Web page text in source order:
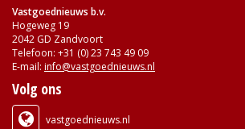
Vastgoednieuws b.v.
Hogeweg 19
2042 GD Zandvoort
Telefoon: +31 (0) 23 743 49 09
E-mail: info@vastgoednieuws.nl
Volg ons
vastgoednieuws.nl